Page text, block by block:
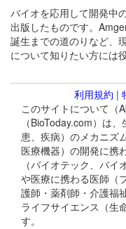
バイオを応用して開発中
出版したものです。
誕生までの道のりなど、
について知りたい方には
利用規約 |
このサイトについて（
（BioToday.com）は
患、疾病）のメカニズ
医療機器）の開発に携
（バイオテック、バ
や医療に携わる医師（
護師・薬剤師・介護福
ライフサイエンス（生
す。